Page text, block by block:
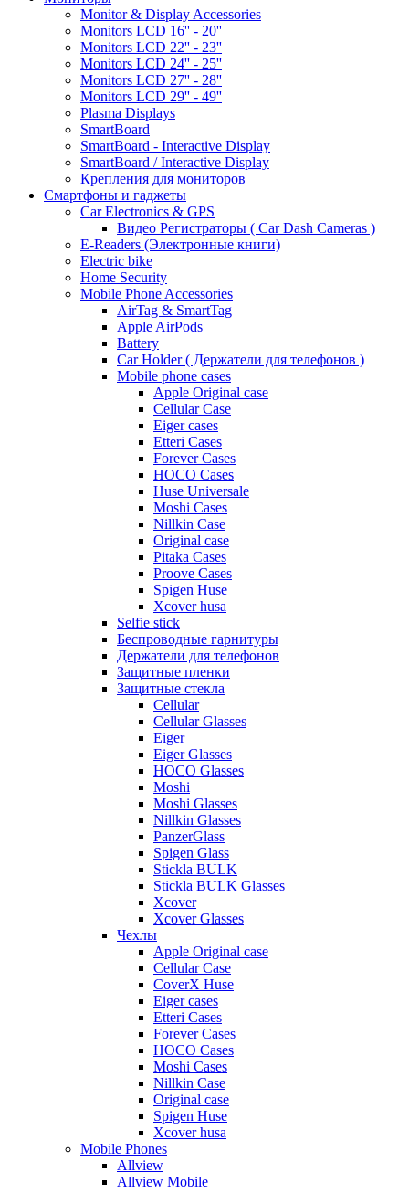
Monitor & Display Accessories
Monitors LCD 16'' - 20''
Monitors LCD 22'' - 23''
Monitors LCD 24'' - 25''
Monitors LCD 27'' - 28''
Monitors LCD 29'' - 49''
Plasma Displays
SmartBoard
SmartBoard - Interactive Display
SmartBoard / Interactive Display
Крепления для мониторов
Смартфоны и гаджеты
Car Electronics & GPS
Видео Регистраторы ( Car Dash Cameras )
E-Readers (Электронные книги)
Electric bike
Home Security
Mobile Phone Accessories
AirTag & SmartTag
Apple AirPods
Battery
Car Holder ( Держатели для телефонов )
Mobile phone cases
Apple Original case
Cellular Case
Eiger cases
Etteri Cases
Forever Cases
HOCO Cases
Huse Universale
Moshi Cases
Nillkin Case
Original case
Pitaka Cases
Proove Cases
Spigen Huse
Xcover husa
Selfie stick
Беспроводные гарнитуры
Держатели для телефонов
Защитные пленки
Защитные стекла
Cellular
Cellular Glasses
Eiger
Eiger Glasses
HOCO Glasses
Moshi
Moshi Glasses
Nillkin Glasses
PanzerGlass
Spigen Glass
Stickla BULK
Stickla BULK Glasses
Xcover
Xcover Glasses
Чехлы
Apple Original case
Cellular Case
CoverX Huse
Eiger cases
Etteri Cases
Forever Cases
HOCO Cases
Moshi Cases
Nillkin Case
Original case
Spigen Huse
Xcover husa
Mobile Phones
Allview
Allview Mobile